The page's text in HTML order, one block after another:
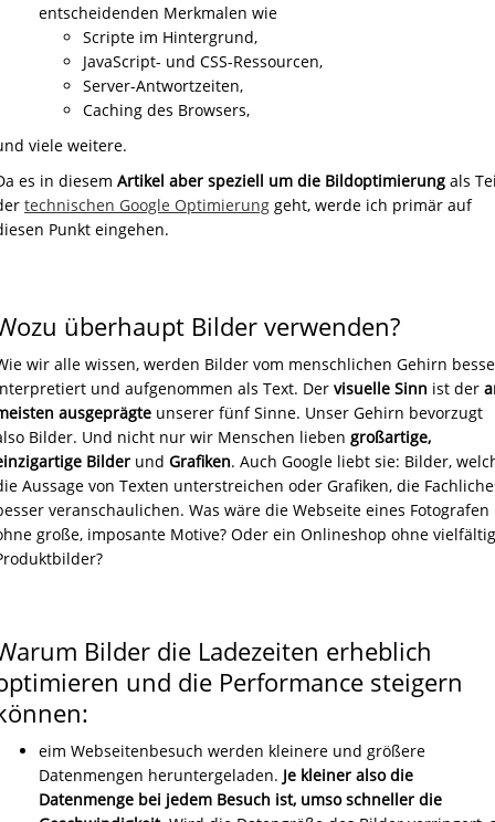
entscheidenden Merkmalen wie
Scripte im Hintergrund,
JavaScript- und CSS-Ressourcen,
Server-Antwortzeiten,
Caching des Browsers,
viele weitere.
es in diesem Artikel aber speziell um die Bildoptimierung als
technischen Google Optimierung geht, werde ich primär auf
Punkt eingehen.
überhaupt Bilder verwenden?
wir alle wissen, werden Bilder vom menschlichen Gehirn
und aufgenommen als Text. Der visuelle Sinn ist der
ausgeprägte unserer fünf Sinne. Unser Gehirn bevorzugt
Bilder. Und nicht nur wir Menschen lieben großartige,
Bilder und Grafiken. Auch Google liebt sie: Bilder,
Aussage von Texten unterstreichen oder Grafiken, die
veranschaulichen. Was wäre die Webseite eines Fotografen
große, imposante Motive? Oder ein Onlineshop ohne
Bilder die Ladezeiten erheblich
und die Performance steigern
eim Webseitenbesuch werden kleinere und größere
Datenmengen heruntergeladen. Je kleiner also die
Datenmenge bei jedem Besuch ist, umso schneller die